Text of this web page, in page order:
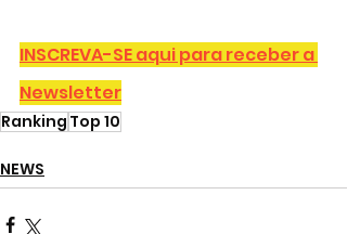
INSCREVA-SE aqui para receber a
Newsletter
Ranking Top 10
NEWS